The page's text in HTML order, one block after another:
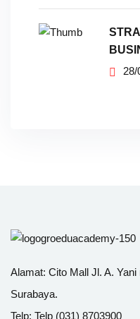
28/
Alamat: Cito Mall Jl. A.
Surabaya.
Telp: Telp (031) 8703900